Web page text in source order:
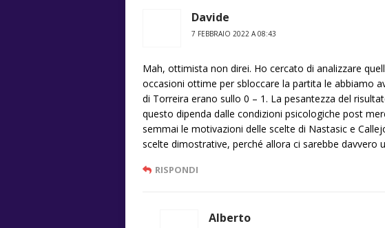
Davide
7 FEBBRAIO 2022 A 08:43
Mah, ottimista non direi. Ho cercato di analizzare
occasioni ottime per sbloccare la partita le abbiamo
di Torreira erano sullo 0 – 1. La pesantezza del
questo dipenda dalle condizioni psicologiche post
semmai le motivazioni delle scelte di Nastasic e
scelte dimostrative, perché allora ci sarebbe davvero
RISPONDI
Alberto